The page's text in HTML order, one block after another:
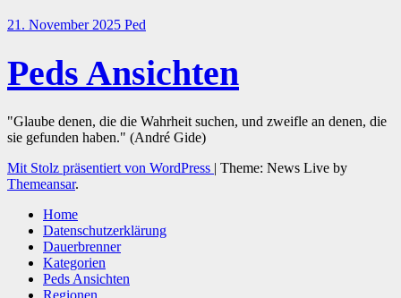
21. November 2025 Ped
Peds Ansichten
"Glaube denen, die die Wahrheit suchen, und zweifle an denen, die
sie gefunden haben." (André Gide)
Mit Stolz präsentiert von WordPress | Theme: News Live by
Themeansar.
Home
Datenschutzerklärung
Dauerbrenner
Kategorien
Peds Ansichten
Regionen